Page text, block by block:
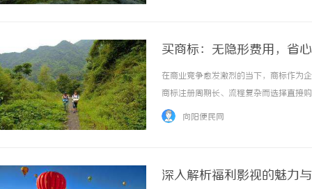
买商标：无隐形费用，省
在商业竞争愈发激烈的当下，商标作为
商标注册周期长、流程复杂而选择直接
后期成本激增。买商标如何规避风险，
向阳便民网
深入解析福利影视的魅力